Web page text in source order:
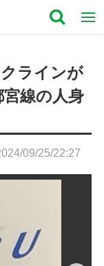
クラインが
線の人身
09/25/22:27